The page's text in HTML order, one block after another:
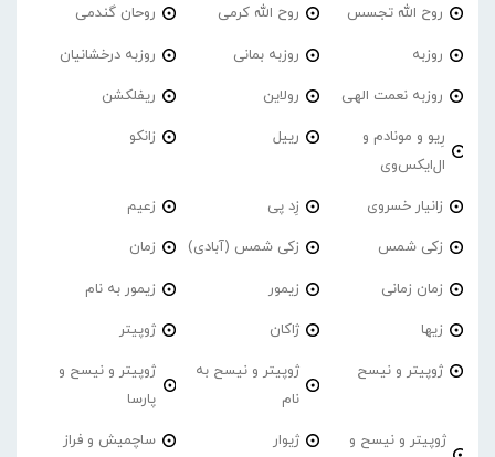
روح الله تجسس روح الله کرمی روحان گندمی
روزبه روزبه بمانی روزبه درخشانیان
روزبه نعمت الهی رولاین ریفلکشن
رِیو و مونادم و
ال‌ایکس‌وی
رییل زانکو
زانیار خسروی زِد پی زعیم
زکی شمس زکی شمس (آبادی) زمان
زمان زمانی زیمور زیمور به نام
زیها ژاکان ژوپیتر
ژوپیتر و نیسح
ژوپیتر و نیسح به
نام
ژوپیتر و نیسح و
پارسا
ژوپیتر و نیسح و ژیوار ساچمیش و فراز